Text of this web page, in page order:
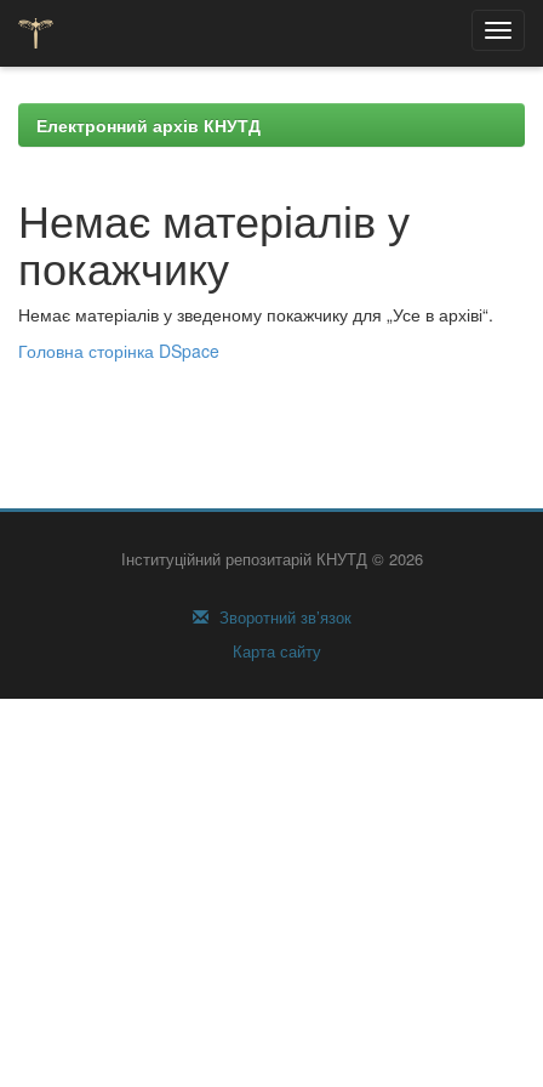
navigationЕлектронний архів КНУТД
Немає матеріалів у
покажчику
Немає матеріалів у зведеному покажчику для „Усе в архіві“.
Головна сторінка DSpace
Інституційний репозитарій КНУТД © 2026
Зворотний зв’язок
Карта сайту